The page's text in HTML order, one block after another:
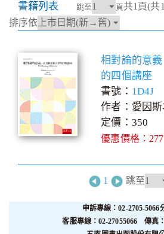
書籍列表 跳至 頁共1頁(共
排序依
相對論的意
的四個講座
書號： 1D4J
作者：愛因斯
定價：350
優惠價格：277
1 跳至
申訴專線：02-2705-5066
客服專線：02-27055066 傳真